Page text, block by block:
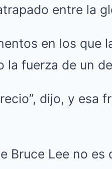
entre la
en los que
la fuerza de un
dijo, y esa
Bruce Lee no es